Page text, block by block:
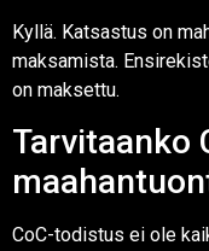
Kyllä. Katsastus on
maksamista.
on maksettu.
Tarvitaanko
CoC-todistus ei ole